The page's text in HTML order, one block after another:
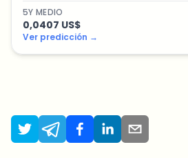
5Y MEDIO
0,0407 US$
Ver predicción →